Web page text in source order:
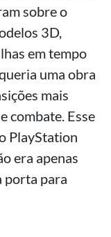
sobre o
3D,
em tempo
uma obra
mais
combate. Esse
PlayStation
era apenas
porta para